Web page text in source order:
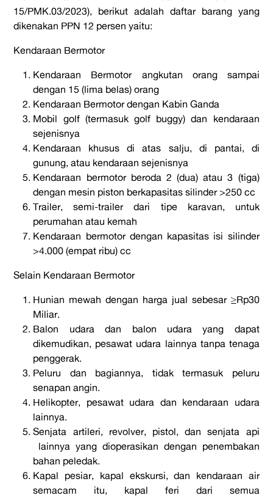
15/PMK.03/2023), berikut adalah daftar barang yang
dikenakan PPN 12 persen yaitu:
Kendaraan Bermotor
Kendaraan Bermotor angkutan orang sampai
dengan 15 (lima belas) orang
Kendaraan Bermotor dengan Kabin Ganda
Mobil golf (termasuk golf buggy) dan kendaraan
sejenisnya
Kendaraan khusus di atas salju, di pantai, di
gunung, atau kendaraan sejenisnya
Kendaraan bermotor beroda 2 (dua) atau 3 (tiga)
dengan mesin piston berkapasitas silinder >250 cc
Trailer, semi-trailer dari tipe karavan, untuk
perumahan atau kemah
Kendaraan bermotor dengan kapasitas isi silinder
>4.000 (empat ribu) cc
Selain Kendaraan Bermotor
Hunian mewah dengan harga jual sebesar ≥Rp30
Miliar.
Balon udara dan balon udara yang dapat
dikemudikan, pesawat udara lainnya tanpa tenaga
penggerak.
Peluru dan bagiannya, tidak termasuk peluru
senapan angin.
Helikopter, pesawat udara dan kendaraan udara
lainnya.
Senjata artileri, revolver, pistol, dan senjata api
lainnya yang dioperasikan dengan penembakan
bahan peledak.
Kapal pesiar, kapal ekskursi, dan kendaraan air
semacam itu, kapal feri dari semua